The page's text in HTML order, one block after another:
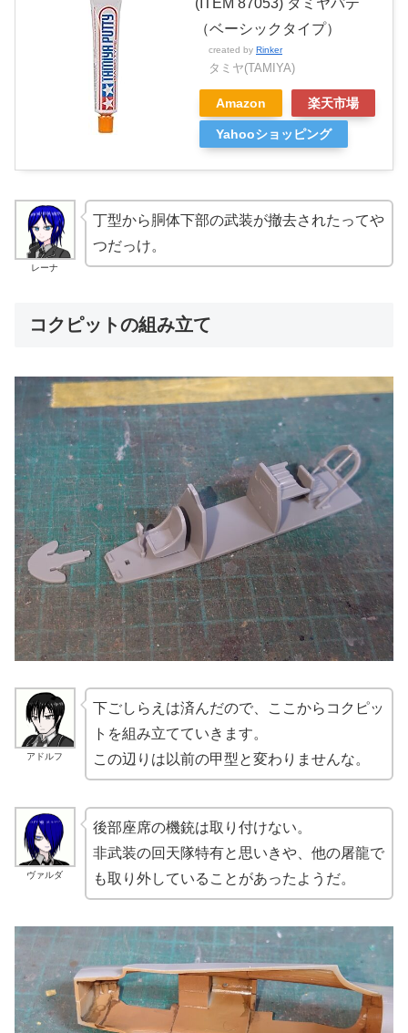
（ベーシックタイプ）
created by Rinker
タミヤ(TAMIYA)
Amazon 楽天市場
Yahooショッピング
レーナ
丁型から胴体下部の武装が撤去されたってや
つだっけ。
コクピットの組み立て
アドルフ
下ごしらえは済んだので、ここからコクピッ
トを組み立てていきます。
この辺りは以前の甲型と変わりませんな。
ヴァルダ
後部座席の機銃は取り付けない。
非武装の回天隊特有と思いきや、他の屠龍で
も取り外していることがあったようだ。